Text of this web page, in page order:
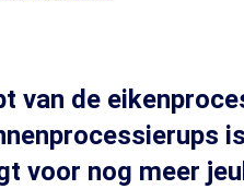
van de
voor nog meer